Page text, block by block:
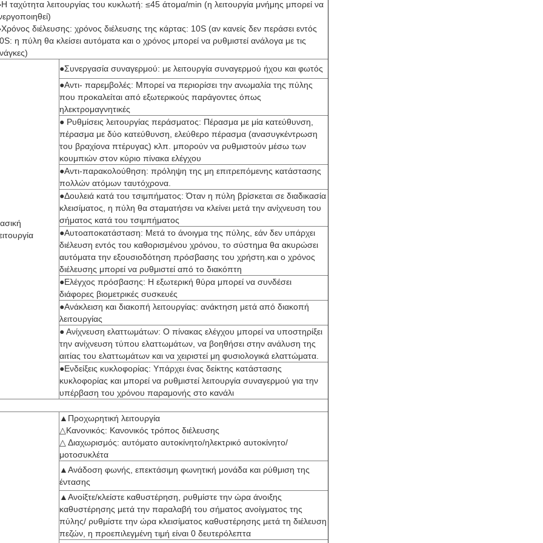
ταχύτητα λειτουργίας του κυκλωτή: ≤45 άτομα/min (η λειτουργία μνήμης μπορεί να
διέλευσης: χρόνος διέλευσης της κάρτας: 10S (αν κανείς δεν περάσει εντός
η πύλη θα κλείσει αυτόματα και ο χρόνος μπορεί να ρυθμιστεί ανάλογα με τις
●Συνεργασία συναγερμού: με λειτουργία συναγερμού ήχου και φωτός
●Αντι- παρεμβολές: Μπορεί να περιορίσει την ανωμαλία της πύλης
που προκαλείται από εξωτερικούς παράγοντες όπως
ηλεκτρομαγνητικές
● Ρυθμίσεις λειτουργίας περάσματος: Πέρασμα με μία κατεύθυνση,
πέρασμα με δύο κατεύθυνση, ελεύθερο πέρασμα (ανασυγκέντρωση
του βραχίονα πτέρυγας) κλπ. μπορούν να ρυθμιστούν μέσω των
κουμπιών στον κύριο πίνακα ελέγχου
●Αντι-παρακολούθηση: πρόληψη της μη επιτρεπόμενης κατάστασης
πολλών ατόμων ταυτόχρονα.
●Δουλειά κατά του τσιμπήματος: Όταν η πύλη βρίσκεται σε διαδικασία
κλεισίματος, η πύλη θα σταματήσει να κλείνει μετά την ανίχνευση του
σήματος κατά του τσιμπήματος
●Αυτοαποκατάσταση: Μετά το άνοιγμα της πύλης, εάν δεν υπάρχει
διέλευση εντός του καθορισμένου χρόνου, το σύστημα θα ακυρώσει
αυτόματα την εξουσιοδότηση πρόσβασης του χρήστη.και ο χρόνος
διέλευσης μπορεί να ρυθμιστεί από το διακόπτη
●Ελέγχος πρόσβασης: Η εξωτερική θύρα μπορεί να συνδέσει
διάφορες βιομετρικές συσκευές
●Ανάκλειση και διακοπή λειτουργίας: ανάκτηση μετά από διακοπή
λειτουργίας
● Ανίχνευση ελαττωμάτων: Ο πίνακας ελέγχου μπορεί να υποστηρίξει
την ανίχνευση τύπου ελαττωμάτων, να βοηθήσει στην ανάλυση της
αιτίας του ελαττωμάτων και να χειριστεί μη φυσιολογικά ελαττώματα.
●Ενδείξεις κυκλοφορίας: Υπάρχει ένας δείκτης κατάστασης
κυκλοφορίας και μπορεί να ρυθμιστεί λειτουργία συναγερμού για την
υπέρβαση του χρόνου παραμονής στο κανάλι
▲Προχωρητική λειτουργία
△Κανονικός: Κανονικός τρόπος διέλευσης
△ Διαχωρισμός: αυτόματο αυτοκίνητο/ηλεκτρικό αυτοκίνητο/
μοτοσυκλέτα
▲Ανάδοση φωνής, επεκτάσιμη φωνητική μονάδα και ρύθμιση της
έντασης
▲Ανοίξτε/κλείστε καθυστέρηση, ρυθμίστε την ώρα άνοιξης
καθυστέρησης μετά την παραλαβή του σήματος ανοίγματος της
πύλης/ ρυθμίστε την ώρα κλεισίματος καθυστέρησης μετά τη διέλευση
πεζών, η προεπιλεγμένη τιμή είναι 0 δευτερόλεπτα